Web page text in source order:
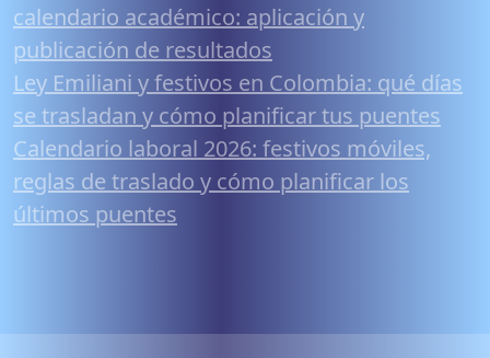
calendario académico: aplicación y
publicación de resultados
Ley Emiliani y festivos en Colombia: qué días
se trasladan y cómo planificar tus puentes
Calendario laboral 2026: festivos móviles,
reglas de traslado y cómo planificar los
últimos puentes